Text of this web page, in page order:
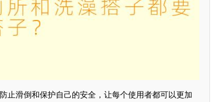
止滑倒和保护自己的安全，让每个使用者都可以更加